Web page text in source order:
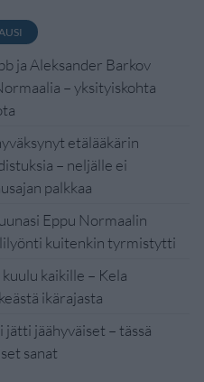
ja Aleksander Barkov
– yksityiskohta
etälääkärin
– neljälle ei
palkkaa
Eppu Normaalin
kuitenkin tyrmistytti
kaikille – Kela
ikärajasta
jätti jäähyväiset – tässä
sanat